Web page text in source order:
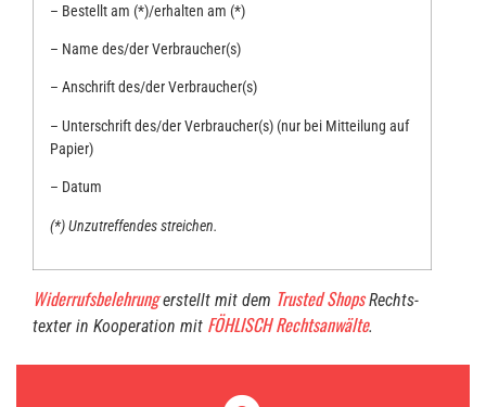
– Bestellt am (*)/erhalten am (*)
– Name des/der Verbraucher(s)
– Anschrift des/der Verbraucher(s)
– Unter­schrift des/der Verbraucher(s) (nur bei Mit­tei­lung auf
Papier)
– Datum
(*) Unzu­tref­fen­des streichen.
Wider­rufs­be­leh­rungerstellt mit dem Trus­ted ShopsRechts­
tex­ter in Koope­ra­ti­on mit FÖHLISCH Rechts­an­wäl­te.